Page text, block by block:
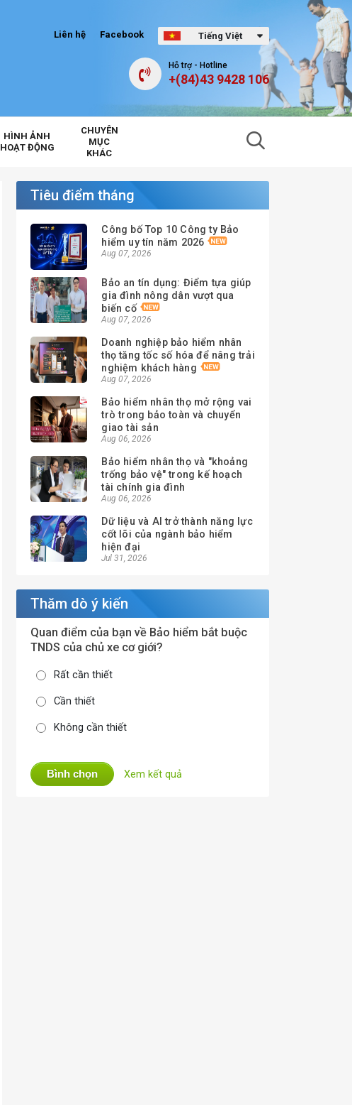
Tiếng Việt
Facebook
Liên hệ
Hỗ trợ - Hotline
+(84)43 9428 106
HÌNH ẢNH
HOẠT ĐỘNG
CHUYÊN
MỤC
KHÁC
Tiêu điểm tháng
Công bố Top 10 Công ty Bảo
hiểm uy tín năm 2026
Aug 07, 2026
Bảo an tín dụng: Điểm tựa giúp
gia đình nông dân vượt qua
biến cố
Aug 07, 2026
Doanh nghiệp bảo hiểm nhân
thọ tăng tốc số hóa để nâng trải
nghiệm khách hàng
Aug 07, 2026
Bảo hiểm nhân thọ mở rộng vai
trò trong bảo toàn và chuyển
giao tài sản
Aug 06, 2026
Bảo hiểm nhân thọ và "khoảng
trống bảo vệ" trong kế hoạch
tài chính gia đình
Aug 06, 2026
Dữ liệu và AI trở thành năng lực
cốt lõi của ngành bảo hiểm
hiện đại
Jul 31, 2026
Thăm dò ý kiến
Quan điểm của bạn về Bảo hiểm bắt buộc
TNDS của chủ xe cơ giới?
Rất cần thiết
Cần thiết
Không cần thiết
Bình chọn Xem kết quả